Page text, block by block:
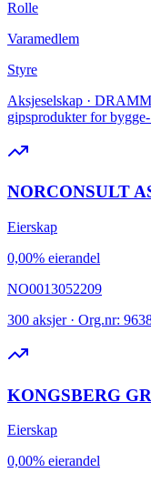
Rolle
Varamedlem
Styre
Aksjeselskap ·
gipsprodukter for
NORCONSULT
Eierskap
0,00% eierandel
NO0013052209
300 aksjer · Org.nr:
KONGSBERG
Eierskap
0,00% eierandel